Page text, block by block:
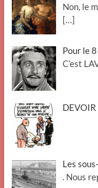
Non, le
[…]
Pour le
C’est
Les
. Nous